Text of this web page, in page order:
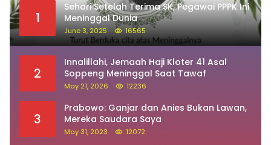
1
Sehari Setelah Terima SK, Pegawai PPPK Ini
Meninggal Dunia
June 3, 2025 16565
2
Innalillahi, Jemaah Haji Kloter 41 Asal
Soppeng Meninggal Saat Tawaf
May 21, 2026 12236
3
Prabowo: Ganjar dan Anies Bukan Lawan,
Mereka Saudara Saya
May 31, 2023 12072